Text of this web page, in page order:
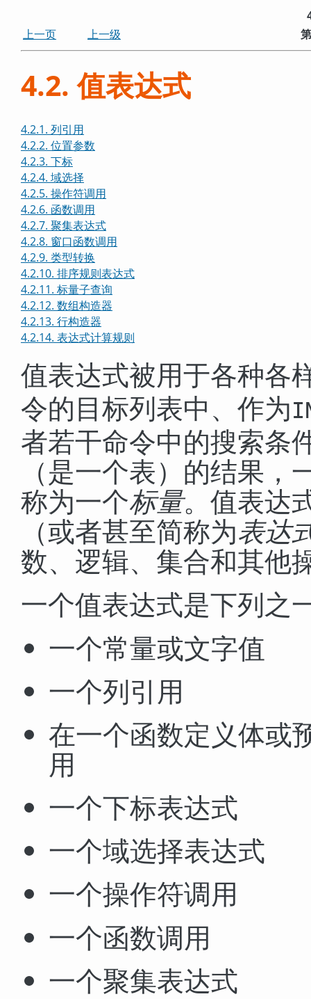
上一页
上一级
4.2. 值表达式
4.2.1. 列引用
4.2.2. 位置参数
4.2.3. 下标
4.2.4. 域选择
4.2.5. 操作符调用
4.2.6. 函数调用
4.2.7. 聚集表达式
4.2.8. 窗口函数调用
4.2.9. 类型转换
4.2.10. 排序规则表达式
4.2.11. 标量子查询
4.2.12. 数组构造器
4.2.13. 行构造器
4.2.14. 表达式计算规则
值表达式被用于各种各
令的目标列表中、作为
者若干命令中的搜索条
（是一个表）的结果
称为一个标量。值表达
（或者甚至简称为表达
数、逻辑、集合和其他
一个值表达式是下列之
一个常量或文字值
一个列引用
在一个函数定义体或
用
一个下标表达式
一个域选择表达式
一个操作符调用
一个函数调用
一个聚集表达式